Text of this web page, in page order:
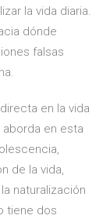
la vida diaria.
dónde
falsas
en la vida
en esta
de la vida,
naturalización
tiene dos